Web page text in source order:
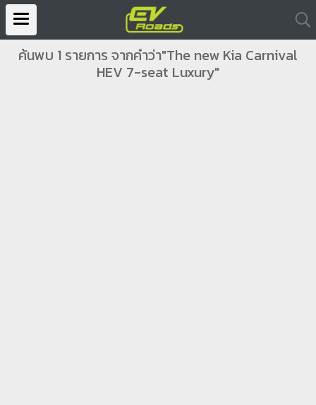
ค้นพบ 1 รายการ จากคำว่า"The new Kia Carnival
HEV 7-seat Luxury"